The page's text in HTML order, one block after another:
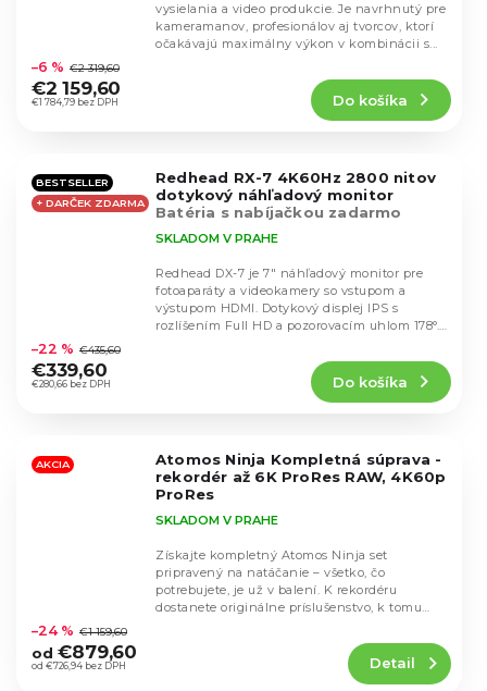
hodnotenie
produktu
je
hviezdičiek.
€1 784,79 bez DPH
–6 % €2 319,60
€2 159,60
Do košíka
vysielania a video produkcie. Je navrhnutý pre
kameramanov, profesionálov aj tvorcov, ktorí
očakávajú maximálny výkon v kombinácii s...
BESTSELLER
+ DARČEK ZDARMA
Redhead RX-7 4K60Hz 2800 nitov
dotykový náhľadový monitor
Batéria s nabíjačkou zadarmo
hodnotenie
produktu
je
hviezdičiek.
SKLADOM V PRAHE
€280,66 bez DPH
–22 % €435,60
€339,60
Do košíka
Redhead DX-7 je 7" náhľadový monitor pre
fotoaparáty a videokamery so vstupom a
výstupom HDMI. Dotykový displej IPS s
rozlíšením Full HD a pozorovacím uhlom 178°.
AKCIA
Atomos Ninja Kompletná súprava -
rekordér až 6K ProRes RAW, 4K60p
ProRes
hodnotenie
produktu
je
SKLADOM V PRAHE
od €726,94 bez DPH
–24 % €1 159,60
od €879,60 Detail
Získajte kompletný Atomos Ninja set
pripravený na natáčanie – všetko, čo
potrebujete, je už v balení. K rekordéru
dostanete originálne príslušenstvo, k tomu